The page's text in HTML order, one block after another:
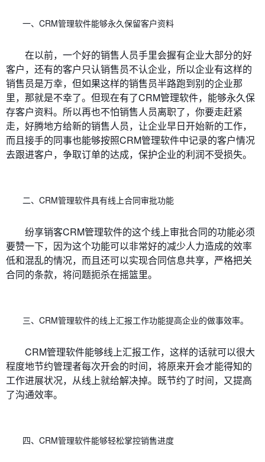
一、CRM管理软件能够永久保留客户资料
在以前，一个好的销售人员手里会握有企业大部分的好
客户，还有的客户只认销售员不认企业，所以企业有这样的
销售员是万幸，但如果这样的销售员半路跑到别的企业那
里，那就是不幸了。但现在有了CRM管理软件，能够永久保
存客户资料。所以再也不怕销售人员离职了，你要走赶紧
走，好腾地方给新的销售人员，让企业早日开始新的工作，
而且接手的同事也能够按照CRM管理软件中记录的客户情况
去跟进客户，争取订单的达成，保护企业的利润不受损失。
二、CRM管理软件具有线上合同审批功能
纷享销客CRM管理软件的这个线上审批合同的功能必须
要赞一下，因为这个功能可以非常好的减少人力造成的效率
低和混乱的情况，而且还可以实现合同信息共享，严格把关
合同的条款，将问题扼杀在摇篮里。
三、CRM管理软件的线上汇报工作功能提高企业的做事效率。
CRM管理软件能够线上汇报工作，这样的话就可以很大
程度地节约管理者每次开会的时间，将原来开会才能得知的
工作进展状况，从线上就给解决掉。既节约了时间，又提高
了沟通效率。
四、CRM管理软件能够轻松掌控销售进度